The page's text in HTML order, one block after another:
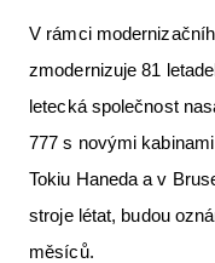
V rámci
zmodernizuje 81
letecká společnost
777 s novými
Tokiu Haneda a v
stroje létat, budou
měsíců.